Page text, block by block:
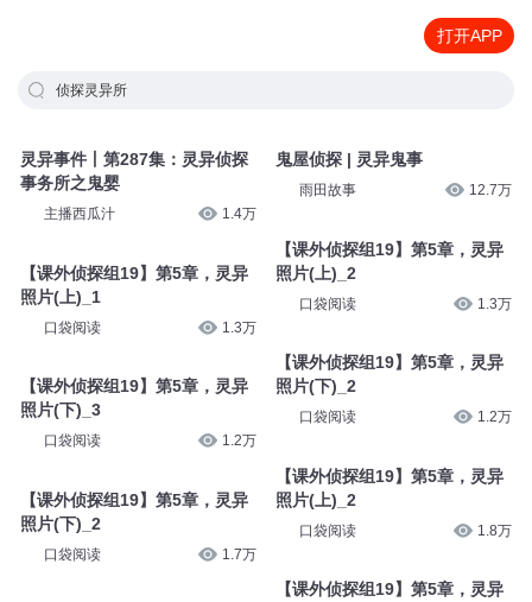
打开APP
侦探灵异所
灵异事件丨第287集：灵异侦探
事务所之鬼婴
主播西瓜汁 1.4万
【课外侦探组19】第5章，灵异
照片(上)_1
口袋阅读 1.3万
【课外侦探组19】第5章，灵异
照片(下)_3
口袋阅读 1.2万
【课外侦探组19】第5章，灵异
照片(下)_2
口袋阅读 1.7万
鬼屋侦探 | 灵异鬼事
雨田故事 12.7万
【课外侦探组19】第5章，灵异
照片(上)_2
口袋阅读 1.3万
【课外侦探组19】第5章，灵异
照片(下)_2
口袋阅读 1.2万
【课外侦探组19】第5章，灵异
照片(上)_2
口袋阅读 1.8万
【课外侦探组19】第5章，灵异